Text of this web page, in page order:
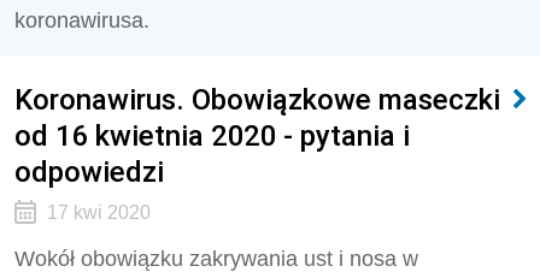
koronawirusa.
Koronawirus. Obowiązkowe maseczki
od 16 kwietnia 2020 - pytania i
odpowiedzi
17 kwi 2020
Wokół obowiązku zakrywania ust i nosa w